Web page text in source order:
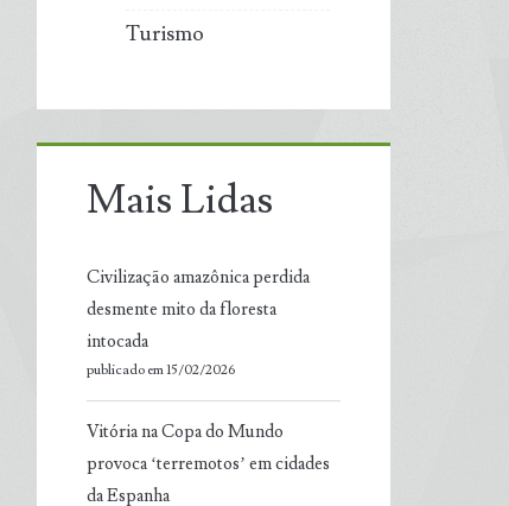
Turismo
Mais Lidas
Civilização amazônica perdida
desmente mito da floresta
intocada
publicado em 15/02/2026
Vitória na Copa do Mundo
provoca ‘terremotos’ em cidades
da Espanha